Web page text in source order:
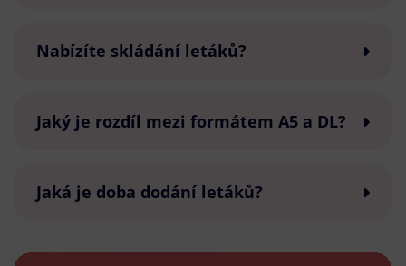
Nabízíte skládání letáků?
Jaký je rozdíl mezi formátem A5 a DL?
Jaká je doba dodání letáků?